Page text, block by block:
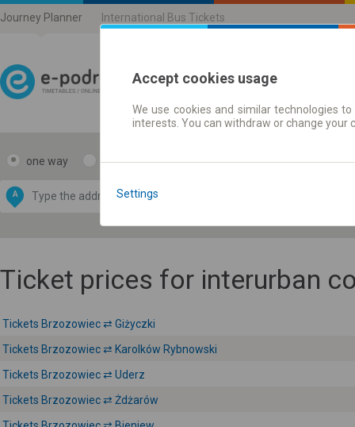
Journey Planner International Bus Tickets
Journey planner |
one way return
A
by
OpenStreetMap
Ticket prices for interurban
Tickets Brzozowiec ⇄ Giżyczki
Tickets Brzozowiec ⇄ Karolków Rybnowski
Tickets Brzozowiec ⇄ Uderz
Tickets Brzozowiec ⇄ Żdżarów
Accept cookies usage
We use cookies and similar technologies
interests. You can withdraw or change
Settings